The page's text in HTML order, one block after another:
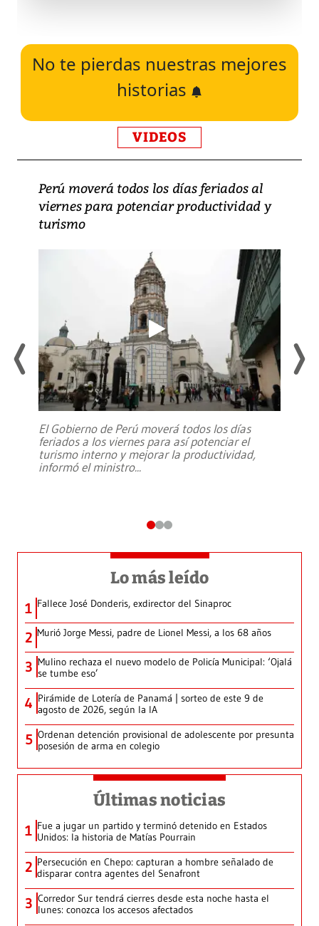
No te pierdas nuestras mejores
historias
VIDEOS
Perú moverá todos los días feriados al
viernes para potenciar productividad y
turismo
El Gobierno de Perú moverá todos los días
feriados a los viernes para así potenciar el
turismo interno y mejorar la productividad,
informó el ministro...
Lo más leído
1 Fallece José Donderis, exdirector del Sinaproc
2 Murió Jorge Messi, padre de Lionel Messi, a los 68 años
3 Mulino rechaza el nuevo modelo de Policía Municipal: ‘Ojalá
se tumbe eso’
4 Pirámide de Lotería de Panamá | sorteo de este 9 de
agosto de 2026, según la IA
5 Ordenan detención provisional de adolescente por presunta
posesión de arma en colegio
Últimas noticias
1 Fue a jugar un partido y terminó detenido en Estados
Unidos: la historia de Matías Pourrain
2 Persecución en Chepo: capturan a hombre señalado de
disparar contra agentes del Senafront
3 Corredor Sur tendrá cierres desde esta noche hasta el
lunes: conozca los accesos afectados